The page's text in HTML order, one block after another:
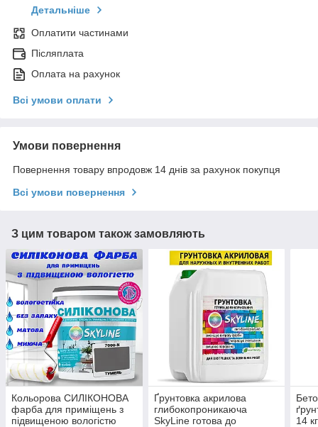
Детальніше
Оплатити частинами
Післяплата
Оплата на рахунок
Всі умови оплати
Умови повернення
Повернення товару впродовж 14 днів за рахунок покупця
Всі умови повернення
З цим товаром також замовляють
Кольорова СИЛІКОНОВА
фарба для приміщень з
підвищеною вологістю
Ґрунтовка акрилова
глибокопроникаюча
SkyLine готова до
14